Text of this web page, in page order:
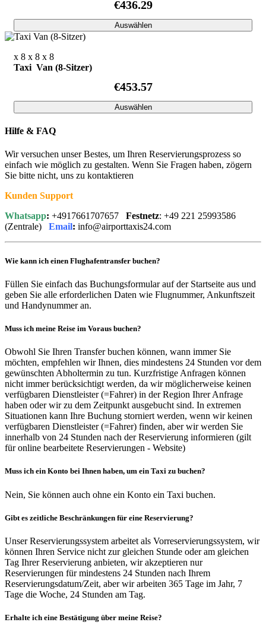
€436.29
Auswählen
x 8 x 8 x 8
Taxi Van (8-Sitzer)
€453.57
Auswählen
Hilfe & FAQ
Wir versuchen unser Bestes, um Ihren Reservierungsprozess so
einfach wie möglich zu gestalten. Wenn Sie Fragen haben, zögern
Sie bitte nicht, uns zu kontaktieren
Kunden Support
Whatsapp: +4917661707657 Festnetz: +49 221 25993586
(Zentrale) Email: info@airporttaxis24.com
Wie kann ich einen Flughafentransfer buchen?
Füllen Sie einfach das Buchungsformular auf der Startseite aus und
geben Sie alle erforderlichen Daten wie Flugnummer, Ankunftszeit
und Handynummer an.
Muss ich meine Reise im Voraus buchen?
Obwohl Sie Ihren Transfer buchen können, wann immer Sie
möchten, empfehlen wir Ihnen, dies mindestens 24 Stunden vor dem
gewünschten Abholtermin zu tun. Kurzfristige Anfragen können
nicht immer berücksichtigt werden, da wir möglicherweise keinen
verfügbaren Dienstleister (=Fahrer) in der Region Ihrer Anfrage
haben oder wir zu dem Zeitpunkt ausgebucht sind. In extremen
Situationen kann Ihre Buchung storniert werden, wenn wir keinen
verfügbaren Dienstleister (=Fahrer) finden, aber wir werden Sie
innerhalb von 24 Stunden nach der Reservierung informieren (gilt
für online bearbeitete Reservierungen - Website)
Muss ich ein Konto bei Ihnen haben, um ein Taxi zu buchen?
Nein, Sie können auch ohne ein Konto ein Taxi buchen.
Gibt es zeitliche Beschränkungen für eine Reservierung?
Unser Reservierungssystem arbeitet als Vorreservierungssystem, wir
können Ihren Service nicht zur gleichen Stunde oder am gleichen
Tag Ihrer Reservierung anbieten, wir akzeptieren nur
Reservierungen für mindestens 24 Stunden nach Ihrem
Reservierungsdatum/Zeit, aber wir arbeiten 365 Tage im Jahr, 7
Tage die Woche, 24 Stunden am Tag.
Erhalte ich eine Bestätigung über meine Reise?